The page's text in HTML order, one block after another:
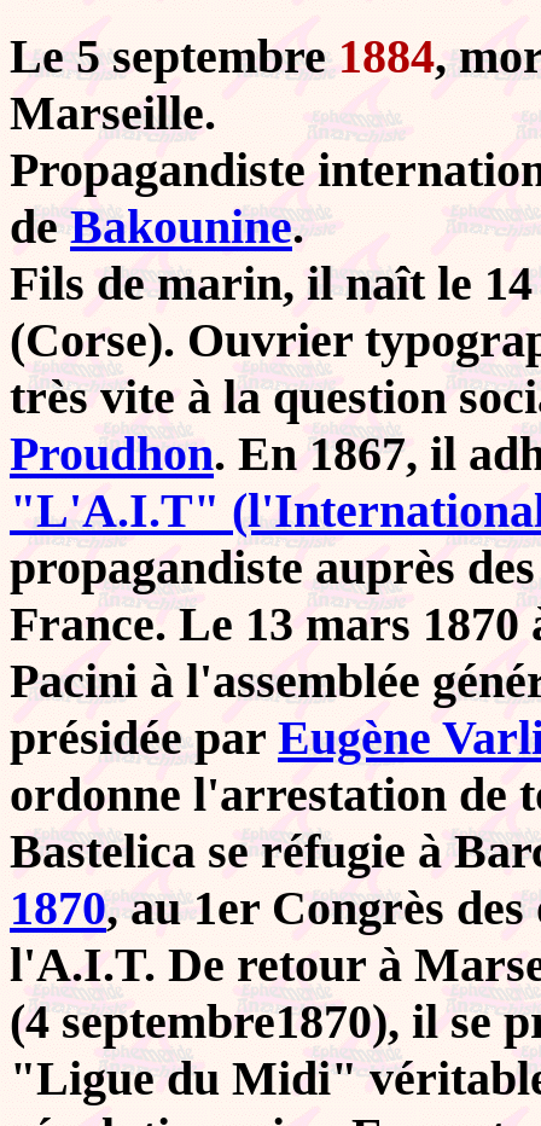
Le 5 septembre1884,
Marseille.
Propagandiste
deBakounine.
Fils de marin, il naît le
(Corse). Ouvrier
très vite à la question
Proudhon. En 1867, il
"L'A.I.T"
propagandiste auprès
France. Le 13 mars
Pacini à l'assemblée
présidée par Eugène
ordonne l'arrestation de
Bastelica se réfugie à
1870, au 1er Congrès
l'A.I.T. De retour à
(4 septembre1870), il se
"Ligue du Midi"